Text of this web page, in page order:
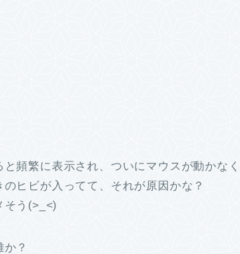
と頻繁に表示され、ついにマウスが動かな
のヒビが入ってて、それが原因かな？
そう(>_<)
？